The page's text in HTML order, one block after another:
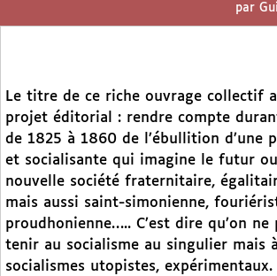
par
Le titre de ce riche ouvrage collectif
projet éditorial : rendre compte
de 1825 à 1860 de l’ébullition d’une
et socialisante qui imagine le futur
nouvelle société fraternitaire,
mais aussi saint-simonienne,
proudhonienne….. C’est dire qu’on ne
tenir au socialisme au singulier mais
socialismes utopistes, expérimentaux.